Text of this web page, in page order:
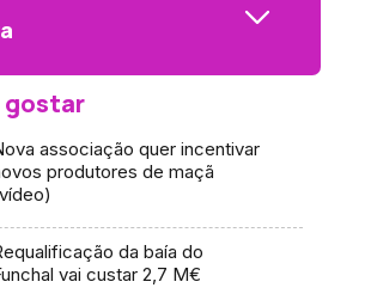
gostar
associação quer incentivar
produtores de maçã
da baía do
vai custar 2,7 M€